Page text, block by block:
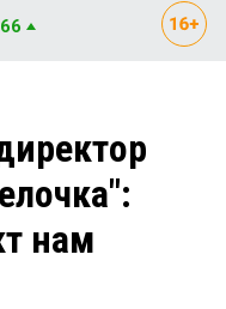
Рейтинги
Блоги
Архивнам